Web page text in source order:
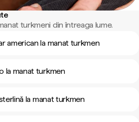
turkmeni din întreaga lume.
american la manat turkmen
la manat turkmen
la manat turkmen